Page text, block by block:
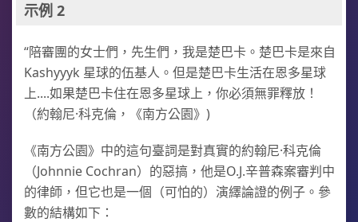
示例 2
“陪審團的女士們，先生們，我是楚巴卡。楚巴卡是來自
Kashyyyk 星球的伍基人。但是楚巴卡生活在恩多星球
上....如果楚巴卡住在恩多星球上，你必須無罪釋放！
（約翰尼·科克倫，《南方公園》)
《南方公園》中的這句臺詞是對真實的約翰尼·科克倫
（Johnnie Cochran）的惡搞，他是O.J.辛普森案審判中
的律師，但它也是一個（可怕的）演繹論證的例子。參
數的結構如下：